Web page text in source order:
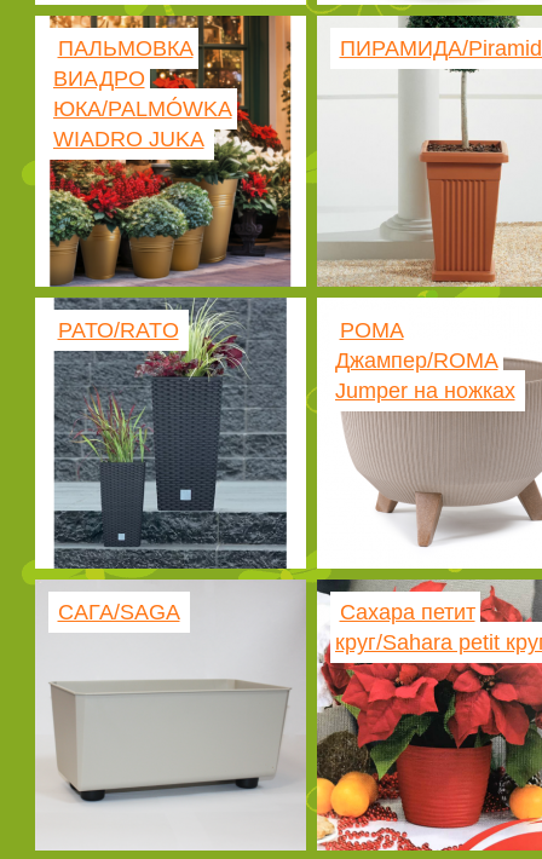
ПАЛЬМОВКА
ВИАДРО
ЮКА/PALMÓWKA
WIADRO JUKA
ПИРАМИДА/
РАТО/RATO
РОМА
Джампер/ROMA
Jumper на ножках
САГА/SAGA
Сахара петит
круг/Sahara petit